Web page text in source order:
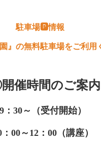
駐車場🅿情報
』の無料駐車場をご利用
催時間のご案内
：30～（受付開始）
00～12：00（講座）